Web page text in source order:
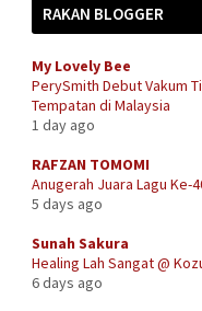
RAKAN BLOGGER
My Lovely Bee
PerySmith Debut Vakum
Tempatan di Malaysia
1 day ago
RAFZAN TOMOMI
Anugerah Juara Lagu Ke-
5 days ago
Sunah Sakura
Healing Lah Sangat @
6 days ago